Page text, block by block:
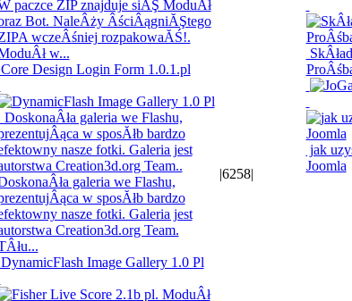
Core Design Login Form 1.0.1.pl
DynamicFlash Image Gallery 1.0 Pl
|6258|
jak
Joomla